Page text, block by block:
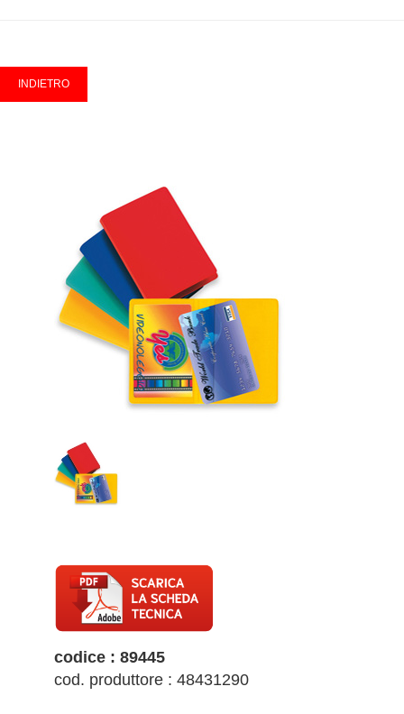
codice : 89445
cod. produttore : 48431290